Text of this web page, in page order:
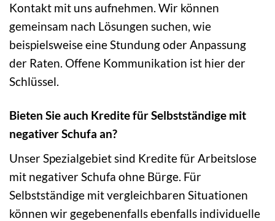
Kontakt mit uns aufnehmen. Wir können
gemeinsam nach Lösungen suchen, wie
beispielsweise eine Stundung oder Anpassung
der Raten. Offene Kommunikation ist hier der
Schlüssel.
Bieten Sie auch Kredite für Selbstständige mit
negativer Schufa an?
Unser Spezialgebiet sind Kredite für Arbeitslose
mit negativer Schufa ohne Bürge. Für
Selbstständige mit vergleichbaren Situationen
können wir gegebenenfalls ebenfalls individuelle